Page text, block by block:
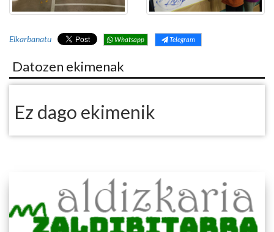
Elkarbanatu Whatsapp Telegram
Datozen ekimenak
Ez dago ekimenik